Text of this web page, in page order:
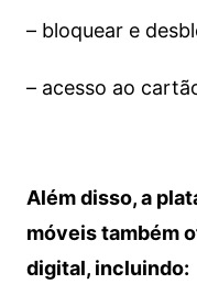
– bloquear e
– acesso ao
Além disso, a
móveis também
digital, incluindo: